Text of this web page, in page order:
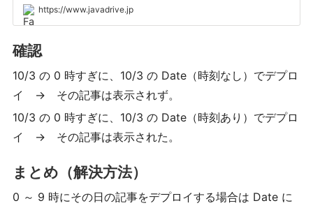
https://www.javadrive.jp
確認
10/3 の 0 時すぎに、10/3 の Date（時刻なし）でデプロ
イ → その記事は表示されず。
10/3 の 0 時すぎに、10/3 の Date（時刻あり）でデプロ
イ → その記事は表示された。
まとめ（解決方法）
0 ～ 9 時にその日の記事をデプロイする場合は Date に